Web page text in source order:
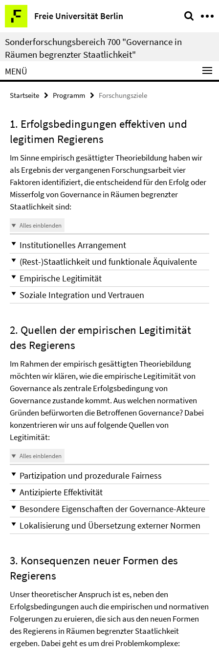
Springe
direkt
zu
Inhalt
Freie Universität Berlin
Service-
Navigation
Sonderforschungsbereich 700 "Governance in
Räumen begrenzter Staatlichkeit"
MENÜ
Startseite Programm Forschungsziele
1. Erfolgsbedingungen effektiven und
legitimen Regierens
Im Sinne empirisch gesättigter Theoriebildung haben wir
als Ergebnis der vergangenen Forschungsarbeit vier
Faktoren identifiziert, die entscheidend für den Erfolg oder
Misserfolg von Governance in Räumen begrenzter
Staatlichkeit sind:
Alles einblenden
Institutionelles Arrangement
(Rest-)Staatlichkeit und funktionale Äquivalente
Empirische Legitimität
Soziale Integration und Vertrauen
2. Quellen der empirischen Legitimität
des Regierens
Im Rahmen der empirisch gesättigten Theoriebildung
möchten wir klären, wie die empirische Legitimität von
Governance als zentrale Erfolgsbedingung von
Governance zustande kommt. Aus welchen normativen
Gründen befürworten die Betroffenen Governance? Dabei
konzentrieren wir uns auf folgende Quellen von
Legitimität:
Alles einblenden
Partizipation und prozedurale Fairness
Antizipierte Effektivität
Besondere Eigenschaften der Governance-Akteure
Lokalisierung und Übersetzung externer Normen
3. Konsequenzen neuer Formen des
Regierens
Unser theoretischer Anspruch ist es, neben den
Erfolgsbedingungen auch die empirischen und normativen
Folgerungen zu eruieren, die sich aus den neuen Formen
des Regierens in Räumen begrenzter Staatlichkeit
ergeben. Dabei geht es um drei Problemkomplexe: